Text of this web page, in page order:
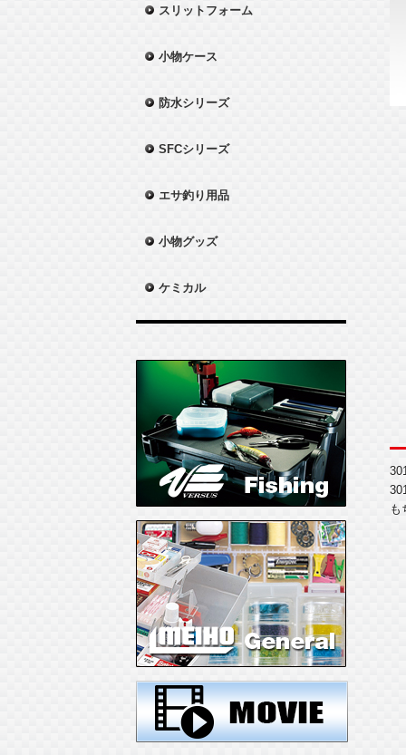
スリットフォーム
小物ケース
防水シリーズ
SFCシリーズ
エサ釣り用品
小物グッズ
ケミカル
も